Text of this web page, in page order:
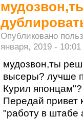
Опубликовано
января, 2019 - 10:01
мудозвон,ты
высеры? лучше
Курил
Передай привет
"работу в штабе